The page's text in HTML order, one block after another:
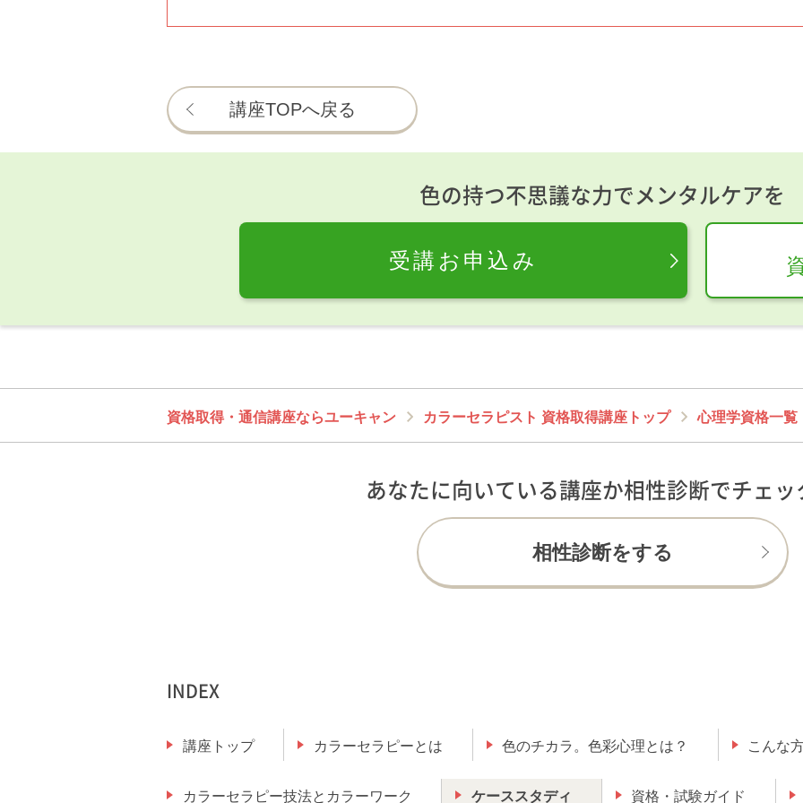
講座TOPへ戻る
色の持つ不思議な力でメンタルケアを
受講お申込み
資格取得・通信講座ならユーキャン カラーセラピスト 資格取得講座トップ 心理学資格一覧
あなたに向いている講座か相性診断でチェッ
相性診断をする
INDEX
講座トップ カラーセラピーとは 色のチカラ。色彩心理とは？ こんな
カラーセラピー技法とカラーワーク ケーススタディ 資格・試験ガイド